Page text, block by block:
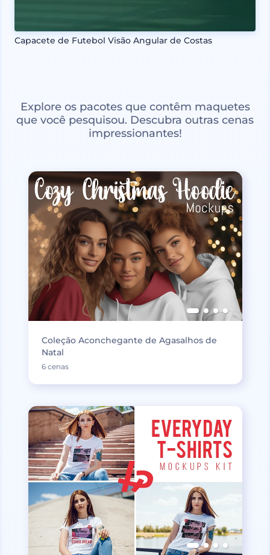
Capacete de Futebol Visão Angular de Costas
Explore os pacotes que contêm maquetes
que você pesquisou. Descubra outras cenas
impressionantes!
Coleção Aconchegante de Agasalhos de
Natal
6 cenas